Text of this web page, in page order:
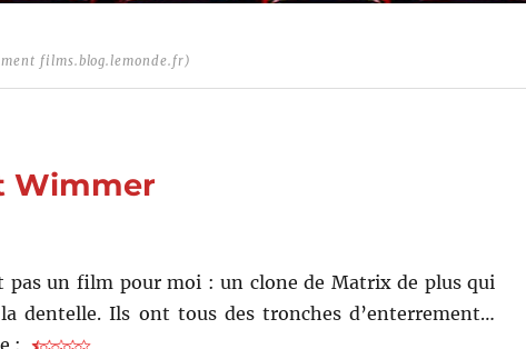
films.blog.lemonde.fr)
Wimmer
pas un film pour moi : un clone de Matrix de plus qui
dentelle. Ils ont tous des tronches d’enterrement…
: